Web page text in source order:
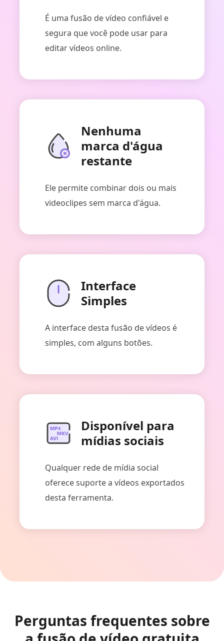
É uma fusão de vídeo confiável e
segura que você pode usar para
editar vídeos online.
Nenhuma
marca d'água
restante
Ele permite combinar dois ou mais
videoclipes sem marca d'água.
Interface
Simples
A interface desta fusão de vídeos é
simples, com alguns botões.
Disponível para
mídias sociais
Qualquer rede de mídia social
oferece suporte a vídeos exportados
desta ferramenta.
Perguntas frequentes sobre